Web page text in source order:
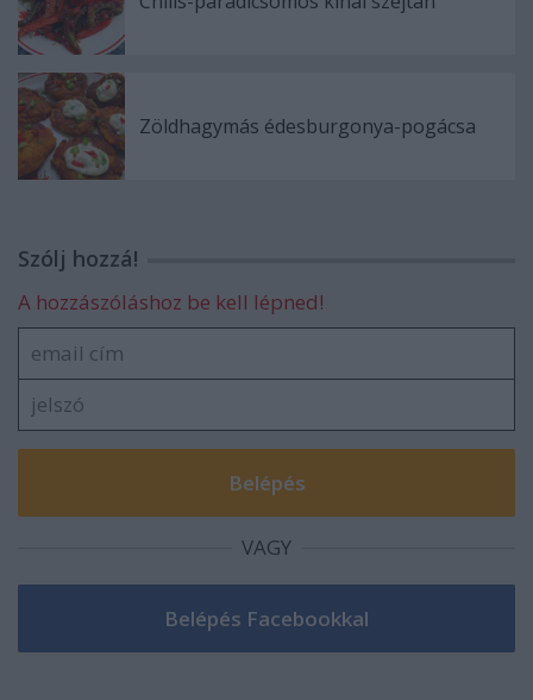
Zöldhagymás édesburgonya-pogácsa
Szólj hozzá!
A hozzászóláshoz be kell lépned!
VAGY